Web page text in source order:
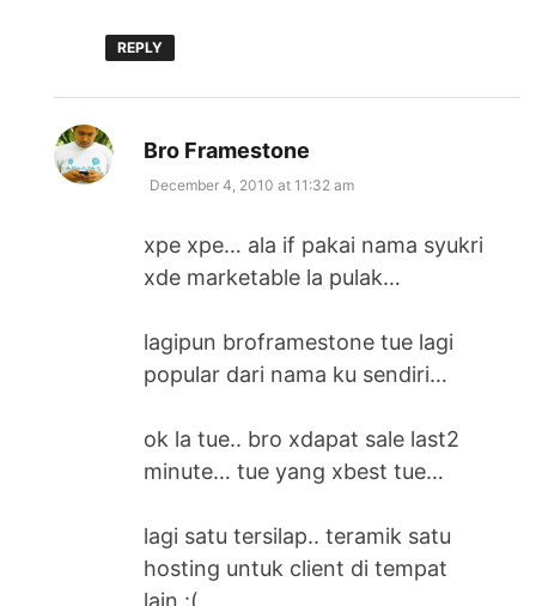
REPLY
Bro Framestone
December 4, 2010 at 11:32 am
xpe xpe… ala if pakai nama syukri
xde marketable la pulak…
lagipun broframestone tue lagi
popular dari nama ku sendiri…
ok la tue.. bro xdapat sale last2
minute… tue yang xbest tue…
lagi satu tersilap.. teramik satu
hosting untuk client di tempat
lain :(